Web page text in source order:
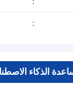
الذكاء